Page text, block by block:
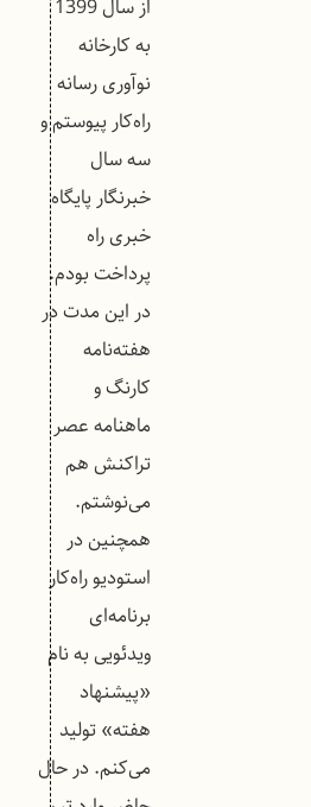
از سال 1399
به کارخانه
نوآوری رسانه
راه‌کار پیوستم و
سه سال
خبرنگار پایگاه
خبری راه
پرداخت بودم.
در این مدت در
هفته‌نامه
کارنگ و
ماهنامه عصر
تراکنش هم
می‌نوشتم.
همچنین در
استودیو راه‌کار
برنامه‌ای
ویدئویی به نام
«پیشنهاد
هفته» تولید
می‌کنم. در حال